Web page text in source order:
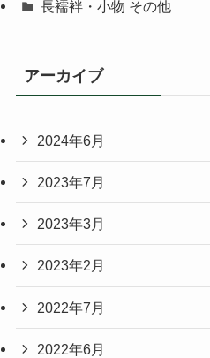
長襦袢・小物 その他
アーカイブ
2024年6月
2023年7月
2023年3月
2023年2月
2022年7月
2022年6月